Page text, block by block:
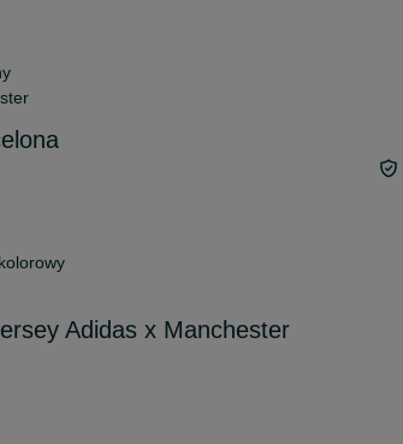
Adidas x Manchester